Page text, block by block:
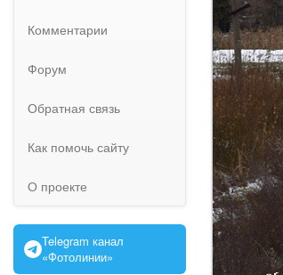
Комментарии
Форум
Обратная связь
Как помочь сайту
О проекте
Telegram канал
«Фотолинии»